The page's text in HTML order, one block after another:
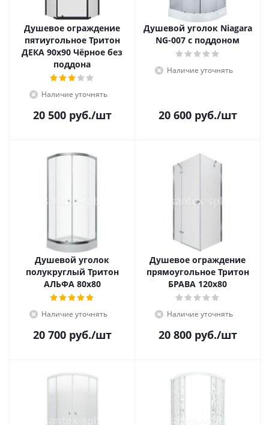
Душевое ограждение
пятиугольное Тритон
ДЕКА 90x90 Чёрное без
поддона
Наличие уточнять
20 500руб./шт
Душевой уголок Niagara
NG-007 с поддоном
Наличие уточнять
20 600руб./шт
Душевой уголок
полукруглый Тритон
АЛЬФА 80x80
Наличие уточнять
20 700руб./шт
Душевое ограждение
прямоугольное Тритон
БРАВА 120x80
Наличие уточнять
20 800руб./шт